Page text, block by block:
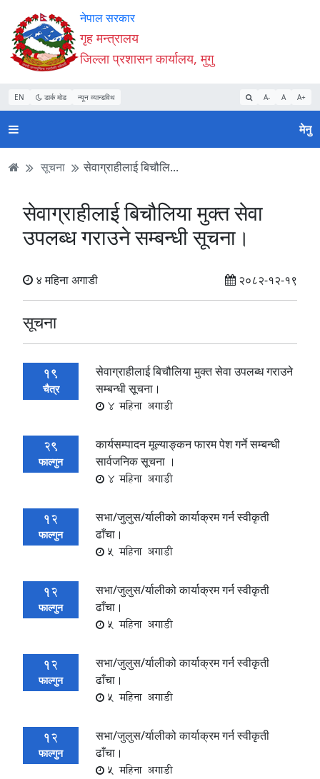
Accessibility
Mode
सुरु
गर्नुहोस्
सामाग्री
पढ्नुहाेस्
नेभिगेसन
पढ्नुहाेस्
वेबसाइट
खोजमा
जानुहोस्
नेपाल सरकार
गृह मन्त्रालय
जिल्ला प्रशासन कार्यालय, मुगु
EN डार्क मोड न्यून व्यान्डविथ A- A A+
मेनु
सूचना सेवाग्राहीलाई बिचौलि...
सेवाग्राहीलाई बिचौलिया मुक्त सेवा
उपलब्‍ध गराउने सम्बन्धी सूचना।
४ महिना अगाडी २०८२-१२-१९
सूचना
19
चैत्र
सेवाग्राहीलाई बिचौलिया मुक्त सेवा उपलब्‍ध गराउने
सम्बन्धी सूचना।
4 महिना अगाडी
29
फाल्गुन
कार्यसम्पादन मूल्याङ्कन फारम पेश गर्ने सम्बन्धी
सार्वजनिक सूचना ।
4 महिना अगाडी
12
फाल्गुन
सभा/जुलुस/र्यालीको कार्याक्रम गर्न स्वीकृती
ढाँचा।
5 महिना अगाडी
12
फाल्गुन
सभा/जुलुस/र्यालीको कार्याक्रम गर्न स्वीकृती
ढाँचा।
5 महिना अगाडी
12
फाल्गुन
सभा/जुलुस/र्यालीको कार्याक्रम गर्न स्वीकृती
ढाँचा।
5 महिना अगाडी
12
फाल्गुन
सभा/जुलुस/र्यालीको कार्याक्रम गर्न स्वीकृती
ढाँचा।
5 महिना अगाडी